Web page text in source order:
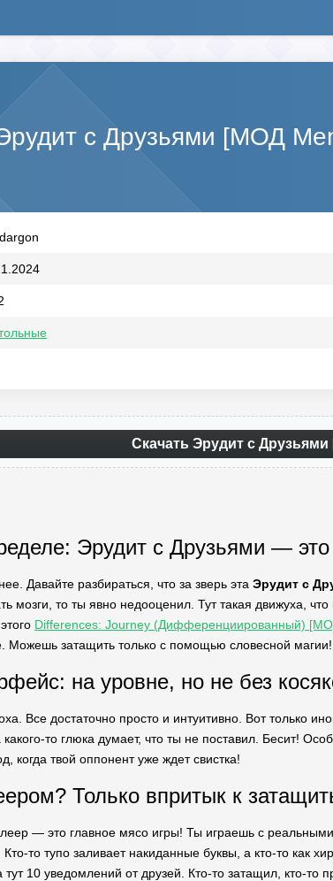
с Друзьями [МОД
Скачать Эрудит с
Эрудит с Друзьями — это
Давайте разбираться, что за зверь эта Эрудит с
мозги, то ты явно недооценил. Тут такая движуха,
Differences: Journey (Дифференциированный)
Можешь затащить только с помощью словесной магии!
на уровне, но не без
Все достаточно просто и интуитивно. Вот только
какого-то глюка думает, что ты не поставил. Бесит!
когда твой оппонент уже ждет свистка!
Только впритык к
— это главное мясо игры! Ты играешь с
то тупо заливает накиданные буквы, а кто-то как
10 уведомлений от друзей. Кто-то затащил, кто-